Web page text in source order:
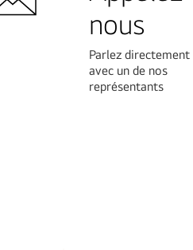
nous
Parlez directement
avec un de nos
représentants